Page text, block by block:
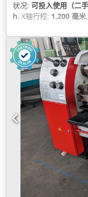
状况: 可投入使用（二手
h, X轴行程: 1,200 毫米